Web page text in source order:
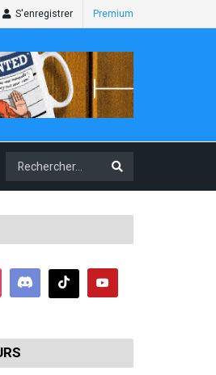
S'enregistrer Premium